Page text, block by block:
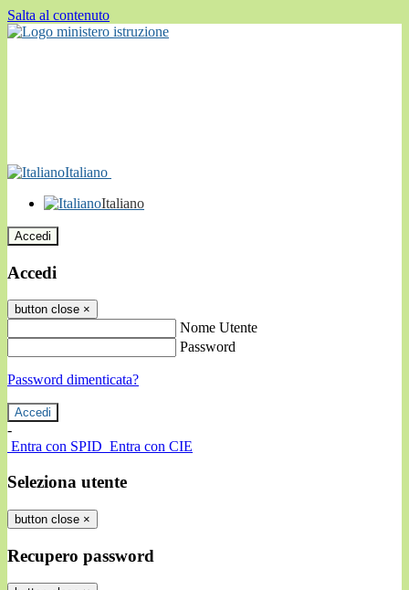
Salta al contenuto
Italiano
Italiano
Accedi
Accedi
button close ×
Nome Utente
Password
Password dimenticata?
-
Entra con SPID Entra con CIE
Seleziona utente
button close ×
Recupero password